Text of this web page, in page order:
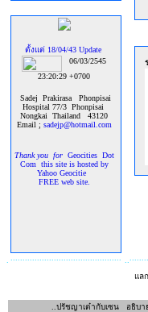
ตั้งแต่ 18/04/43 Update
06/03/2545
23:20:29 +0700
Sadej Prakirasa Phonpisai
Hospital 77/3 Phonpisai
Nongkai Thailand 43120
Email ; sadejp@hotmail.com
Thank you for Geocities Dot
Com this site is hosted by
Yahoo Geocitie
FREE web site.
แล
..ปรัชญาเต๋ากับเซน อธิ